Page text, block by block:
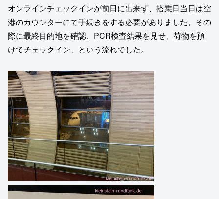
オンラインチェックインが前日に出来ず、搭乗日当日は空
港のカウンターにて手続きをする必要がありました。その
際に最終目的地を確認、PCR検査結果を見せ、荷物を預
けてチェックイン、という流れでした。